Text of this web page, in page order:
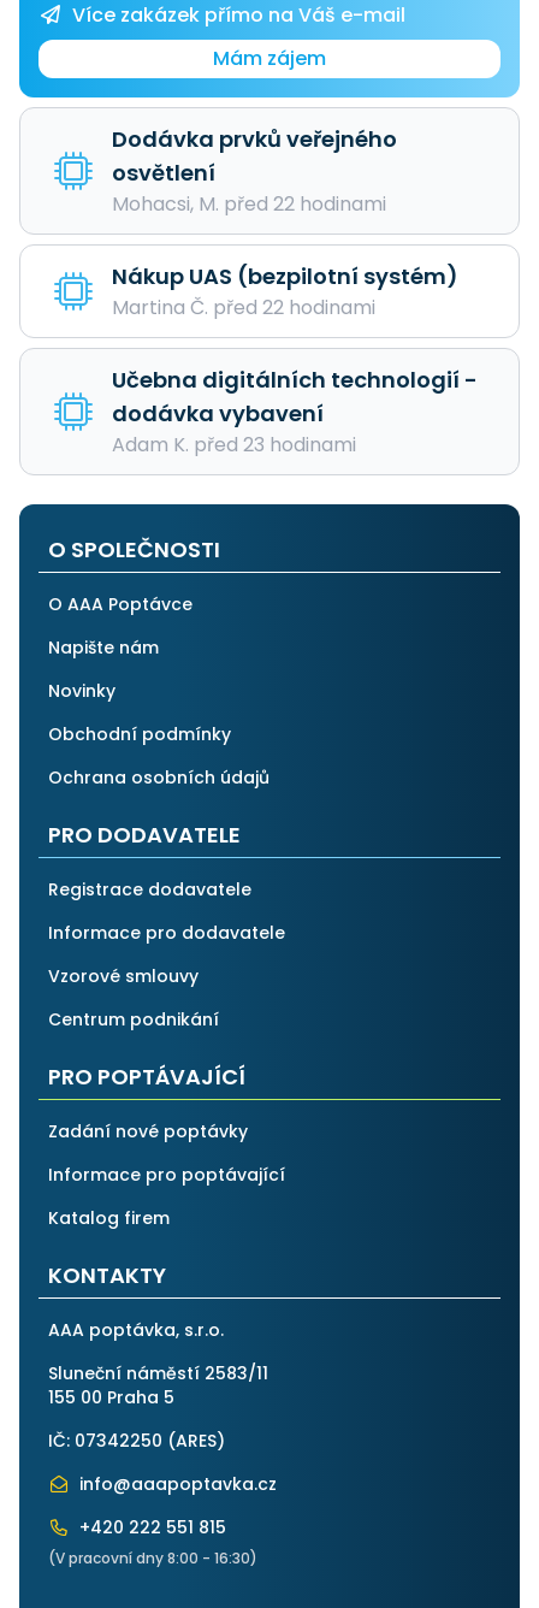
Více zakázek přímo na Váš e-mail
Mám zájem
Dodávka prvků veřejného
osvětlení
Mohacsi, M. před 22 hodinami
Nákup UAS (bezpilotní systém)
Martina Č. před 22 hodinami
Učebna digitálních technologií -
dodávka vybavení
Adam K. před 23 hodinami
O SPOLEČNOSTI
O AAA Poptávce
Napište nám
Novinky
Obchodní podmínky
Ochrana osobních údajů
PRO DODAVATELE
Registrace dodavatele
Informace pro dodavatele
Vzorové smlouvy
Centrum podnikání
PRO POPTÁVAJÍCÍ
Zadání nové poptávky
Informace pro poptávající
Katalog firem
KONTAKTY
AAA poptávka, s.r.o.
Sluneční náměstí 2583/11
155 00 Praha 5
IČ: 07342250 (ARES)
info@aaapoptavka.cz
+420 222 551 815
(V pracovní dny 8:00 - 16:30)